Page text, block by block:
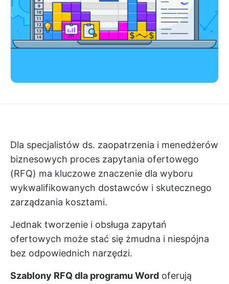
Dla specjalistów ds. zaopatrzenia i menedżerów
biznesowych proces zapytania ofertowego
(RFQ) ma kluczowe znaczenie dla wyboru
wykwalifikowanych dostawców i skutecznego
zarządzania kosztami.
Jednak tworzenie i obsługa zapytań
ofertowych może stać się żmudna i niespójna
bez odpowiednich narzędzi.
Szablony RFQ dla programu Word oferują